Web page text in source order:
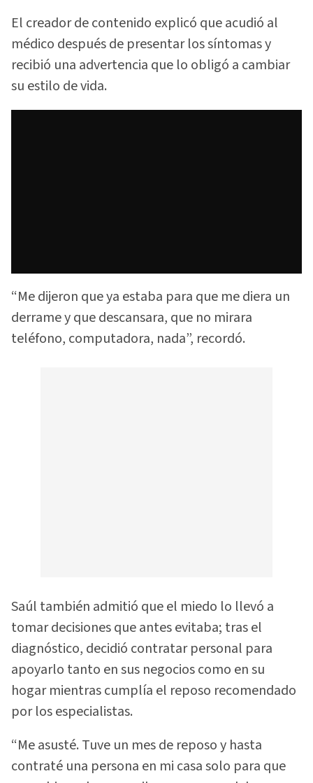
El creador de contenido explicó que acudió al
médico después de presentar los síntomas y
recibió una advertencia que lo obligó a cambiar
su estilo de vida.
“Me dijeron que ya estaba para que me diera un
derrame y que descansara, que no mirara
teléfono, computadora, nada”, recordó.
Saúl también admitió que el miedo lo llevó a
tomar decisiones que antes evitaba; tras el
diagnóstico, decidió contratar personal para
apoyarlo tanto en sus negocios como en su
hogar mientras cumplía el reposo recomendado
por los especialistas.
“Me asusté. Tuve un mes de reposo y hasta
contraté una persona en mi casa solo para que